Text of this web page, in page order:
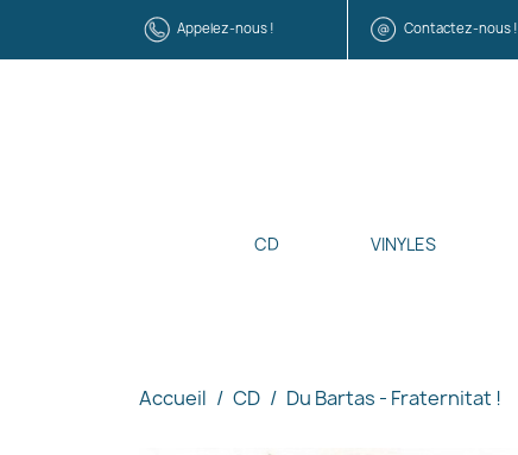
Appelez-nous ! Contactez-nous !
CD VINYLES
Accueil CD Du Bartas - Fraternitat !